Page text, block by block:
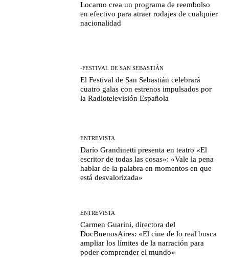
Locarno crea un programa de reembolso
en efectivo para atraer rodajes de cualquier
nacionalidad
-FESTIVAL DE SAN SEBASTIÁN
El Festival de San Sebastián celebrará
cuatro galas con estrenos impulsados por
la Radiotelevisión Española
ENTREVISTA
Darío Grandinetti presenta en teatro «El
escritor de todas las cosas»: «Vale la pena
hablar de la palabra en momentos en que
está desvalorizada»
ENTREVISTA
Carmen Guarini, directora del
DocBuenosAires: «El cine de lo real busca
ampliar los límites de la narración para
poder comprender el mundo»